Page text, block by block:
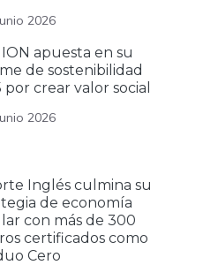
2026
apuesta en su
de sostenibilidad
por crear valor social
2026
Inglés culmina su
de economía
con más de 300
certificados como
Cero